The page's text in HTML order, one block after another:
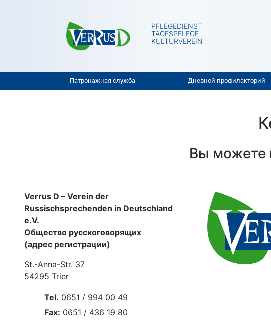
PFLEGEDIENST
TAGESPFLEGE
KULTURVEREIN
Патронажная служба Дневной профилакторий
Вы можете
Verrus D – Verein der
Russischsprechenden in Deutschland
e.V.
Общество русскоговорящих
(адрес регистрации)
St.-Anna-Str. 37
54295 Trier
Tel. 0651 / 994 00 49
Fax: 0651 / 436 19 80